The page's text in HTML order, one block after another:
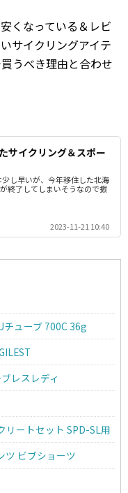
くなっている＆レビ
サイクリングアイテ
うべき理由と合わせ
サイクリング＆スポー
し早いが、今年移住した北海
終了してしまいそうなので振
2023-11-21 10:40
チューブ 700C 36g
レスレディ
リートセット SPD-SL用
ツ ビブショーツ